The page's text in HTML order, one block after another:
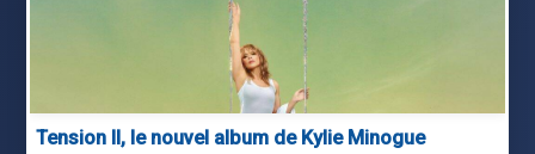
Tension II, le nouvel album de Kylie Minogue